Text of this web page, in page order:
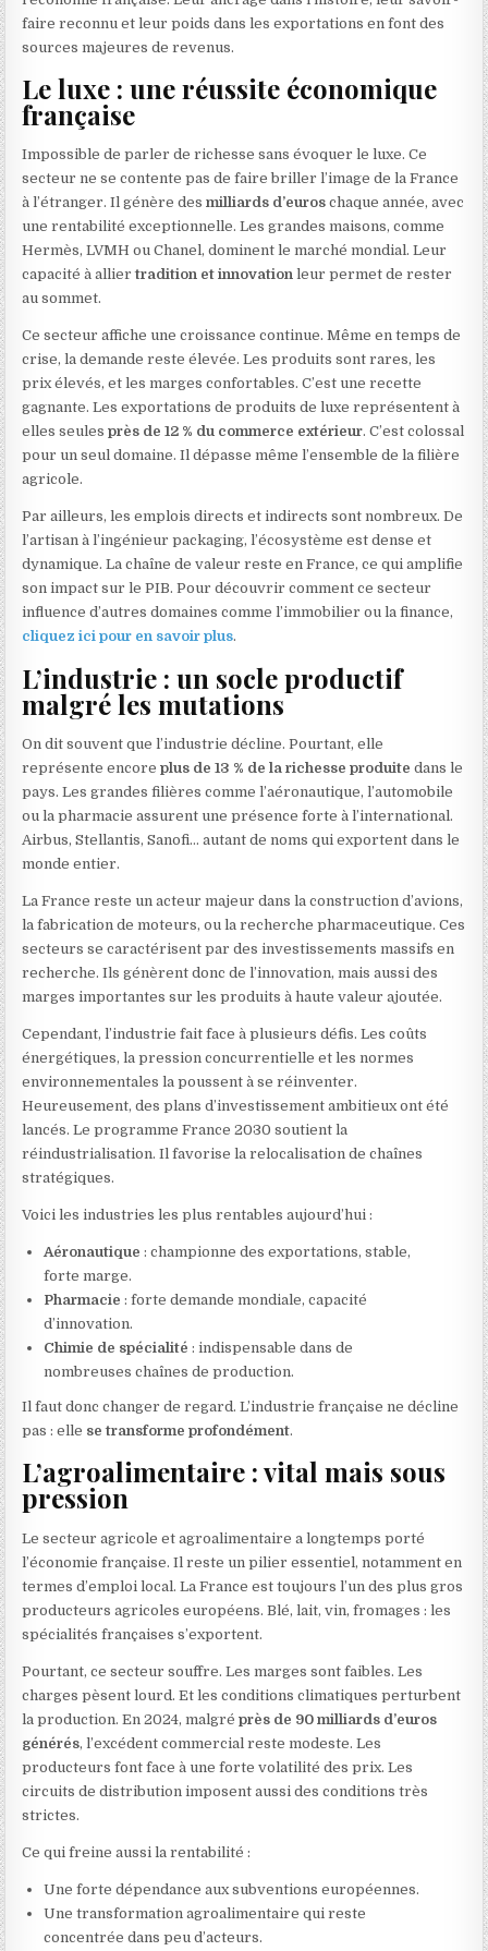
faire reconnu et leur poids dans les exportations en font des
sources majeures de revenus.
Le luxe : une réussite économique
française
Impossible de parler de richesse sans évoquer le luxe. Ce
secteur ne se contente pas de faire briller l’image de la France
à l’étranger. Il génère desmilliards d’euros chaque année, avec
une rentabilité exceptionnelle. Les grandes maisons, comme
Hermès, LVMH ou Chanel, dominent le marché mondial. Leur
capacité à alliertradition et innovation leur permet de rester
au sommet.
Ce secteur affiche une croissance continue. Même en temps de
crise, la demande reste élevée. Les produits sont rares, les
prix élevés, et les marges confortables. C’est une recette
gagnante. Les exportations de produits de luxe représentent à
elles seulesprès de 12 % du commerce extérieur. C’est colossal
pour un seul domaine. Il dépasse même l’ensemble de la filière
agricole.
Par ailleurs, les emplois directs et indirects sont nombreux. De
l’artisan à l’ingénieur packaging, l’écosystème est dense et
dynamique. La chaîne de valeur reste en France, ce qui amplifie
son impact sur le PIB. Pour découvrir comment ce secteur
influence d’autres domaines comme l’immobilier ou la finance,
cliquez ici pour en savoir plus.
L’industrie : un socle productif
malgré les mutations
On dit souvent que l’industrie décline. Pourtant, elle
représente encoreplus de 13 % de la richesse produite dans le
pays. Les grandes filières comme l’aéronautique, l’automobile
ou la pharmacie assurent une présence forte à l’international.
Airbus, Stellantis, Sanofi… autant de noms qui exportent dans le
monde entier.
La France reste un acteur majeur dans la construction d’avions,
la fabrication de moteurs, ou la recherche pharmaceutique. Ces
secteurs se caractérisent par des investissements massifs en
recherche. Ils génèrent donc de l’innovation, mais aussi des
marges importantes sur les produits à haute valeur ajoutée.
Cependant, l’industrie fait face à plusieurs défis. Les coûts
énergétiques, la pression concurrentielle et les normes
environnementales la poussent à se réinventer.
Heureusement, des plans d’investissement ambitieux ont été
lancés. Le programme France 2030 soutient la
réindustrialisation. Il favorise la relocalisation de chaînes
stratégiques.
Voici les industries les plus rentables aujourd’hui :
Aéronautique : championne des exportations, stable,
forte marge.
Pharmacie : forte demande mondiale, capacité
d’innovation.
Chimie de spécialité : indispensable dans de
nombreuses chaînes de production.
Il faut donc changer de regard. L’industrie française ne décline
pas : elle se transforme profondément.
L’agroalimentaire : vital mais sous
pression
Le secteur agricole et agroalimentaire a longtemps porté
l’économie française. Il reste un pilier essentiel, notamment en
termes d’emploi local. La France est toujours l’un des plus gros
producteurs agricoles européens. Blé, lait, vin, fromages : les
spécialités françaises s’exportent.
Pourtant, ce secteur souffre. Les marges sont faibles. Les
charges pèsent lourd. Et les conditions climatiques perturbent
la production. En 2024, malgréprès de 90 milliards d’euros
générés, l’excédent commercial reste modeste. Les
producteurs font face à une forte volatilité des prix. Les
circuits de distribution imposent aussi des conditions très
strictes.
Ce qui freine aussi la rentabilité :
Une forte dépendance aux subventions européennes.
Une transformation agroalimentaire qui reste
concentrée dans peu d’acteurs.